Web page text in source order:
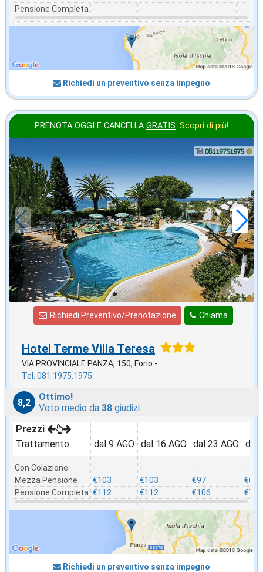
Pensione Completa -
-
-
-
Richiedi un preventivo senza impegno
PRENOTA OGGI E CANCELLA GRATIS. Scopri di più!
2026 FERRAGOSTO
in offerta da
€103,71
a notte
Chiama
Richiedi Preventivo/Prenotazione
Hotel Terme Villa Teresa
VIA PROVINCIALE PANZA, 150, Forio -
Tel. 081.1975.1975
8,2
Ottimo!
Voto medio da 38 giudizi
Prezzi
Trattamento
Con Colazione
Mezza Pensione
Pensione Completa
dal 9 AGO
-
€103
€112
dal 16 AGO
-
€103
€112
dal 23 AGO
-
€97
€106
dal
-
€66
€75
Richiedi un preventivo senza impegno